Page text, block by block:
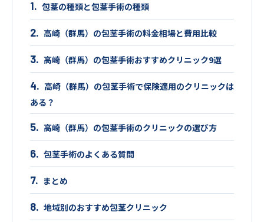
包茎の種類と包茎手術の種類
高崎（群馬）の包茎手術の料金相場と費用比較
高崎（群馬）の包茎手術おすすめクリニック9選
高崎（群馬）の包茎手術で保険適用のクリニックは
ある？
高崎（群馬）の包茎手術のクリニックの選び方
包茎手術のよくある質問
まとめ
地域別のおすすめ包茎クリニック